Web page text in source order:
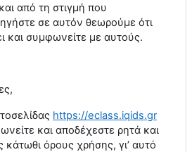
από τη στιγμή που
σε αυτόν θεωρούμε ότι
και συμφωνείτε με αυτούς.
https://eclass.iqids.gr
και αποδέχεστε ρητά και
όρους χρήσης, γι’ αυτό